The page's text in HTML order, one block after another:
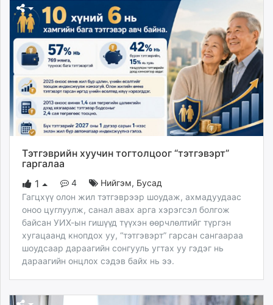
Тэтгэврийн хуучин тогтолцоог “тэтгэвэрт”
гаргалаа
1
4 Нийгэм, Бусад
Гагцхүү олон жил тэтгэврээр шоудаж, ахмадуудаас
оноо цуглуулж, санал авах арга хэрэгсэл болгож
байсан УИХ-ын гишүүд түүхэн өөрчлөлтийг түргэн
хугацаанд кнопдох уу, “тэтгэвэрт” гарсан сангаараа
шоудсаар дараагийн сонгууль угтах уу гэдэг нь
дараагийн онцлох сэдэв байх нь ээ.